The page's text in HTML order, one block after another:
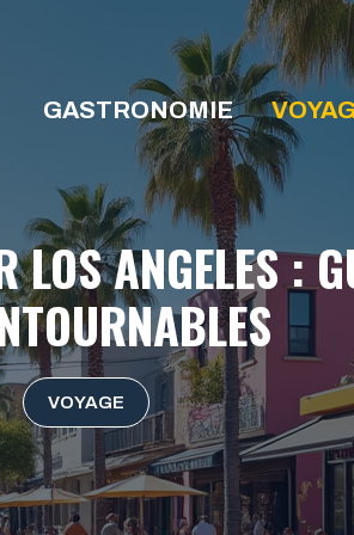
GASTRONOMIE
LOS ANGELES :
VOYAGE